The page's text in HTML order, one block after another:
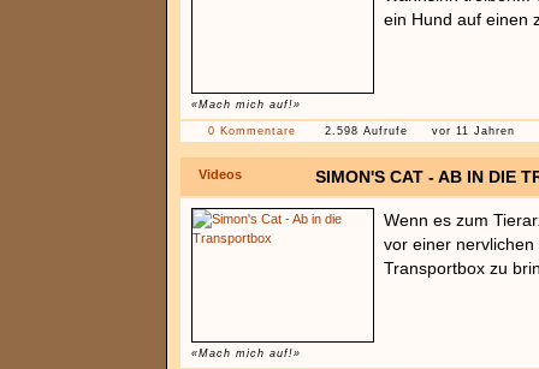
«Mach mich auf!»
ein Hund auf einen
0 Kommentare 2.598 Aufrufe vor 11 Jahren
Videos SIMON'S CAT - AB IN DIE
«Mach mich auf!»
Wenn es zum
vor einer
Transportbox zu